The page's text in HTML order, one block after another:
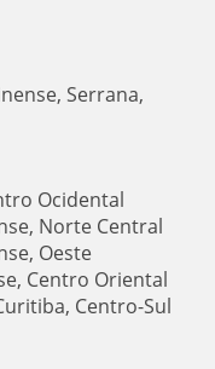
Serrana,
Ocidental
Norte Central
Oeste
Centro Oriental
Centro-Sul